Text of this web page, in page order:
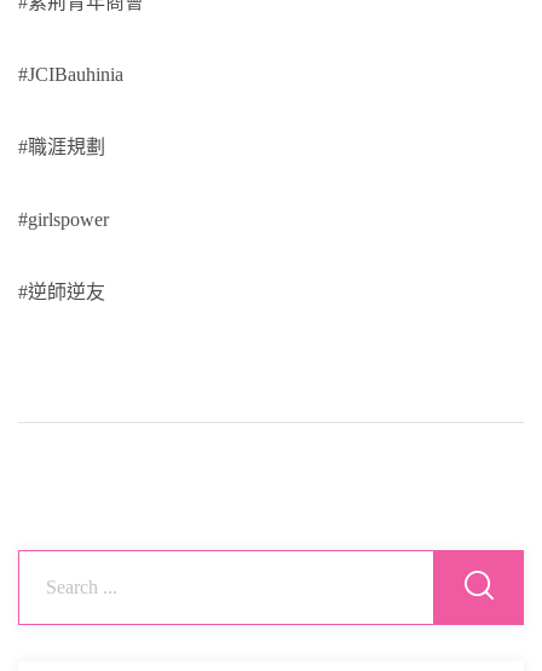
#JCIBauhinia
#職涯規劃
#girlspower
#逆師逆友